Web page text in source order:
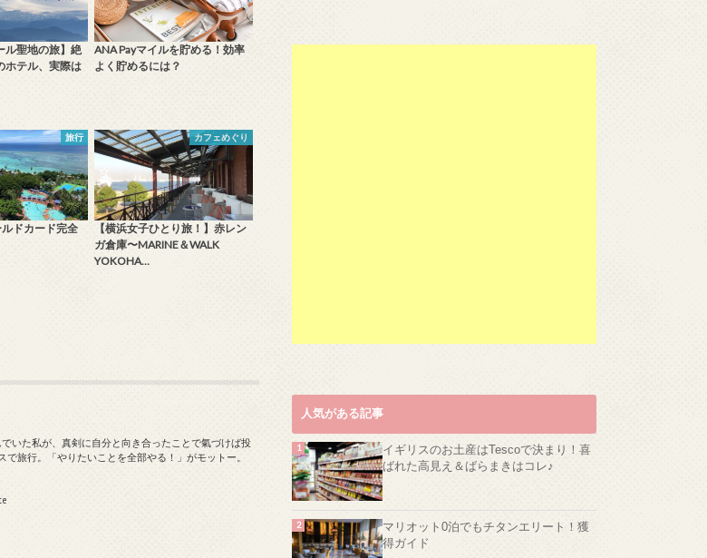
ル聖地の旅】絶
ホテル、実際は
ANA Payマイルを貯める！効率
よく貯めるには？
旅行
ドカード完全
カフェめぐり
【横浜女子ひとり旅！】赤レン
ガ倉庫〜MARINE＆WALK
YOKOHA…
いた私が、真剣に自分と向き合ったことで氣づけば投
旅行。「やりたいことを全部やる！」がモットー。
人気がある記事
イギリスのお土産はTescoで決まり！喜
ばれた高見え＆ばらまきはコレ♪
マリオット0泊でもチタンエリート！獲
得ガイド